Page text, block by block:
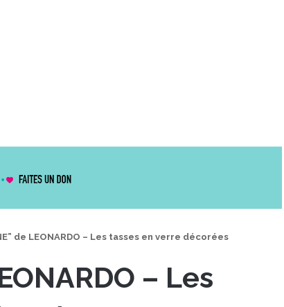
de LEONARDO – Les tasses en verre décorées
– Les